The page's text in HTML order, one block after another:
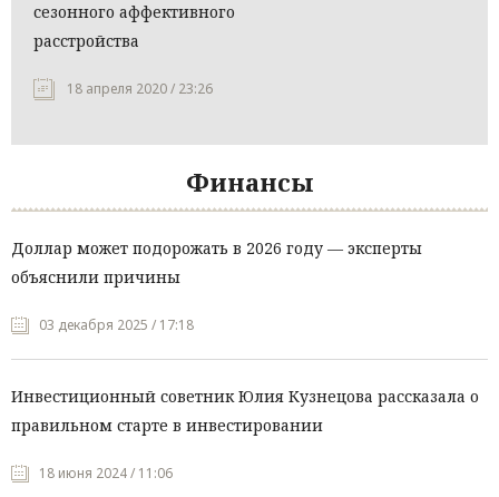
сезонного аффективного
расстройства
18 апреля 2020 / 23:26
Финансы
Доллар может подорожать в 2026 году — эксперты
объяснили причины
03 декабря 2025 / 17:18
Инвестиционный советник Юлия Кузнецова рассказала о
правильном старте в инвестировании
18 июня 2024 / 11:06